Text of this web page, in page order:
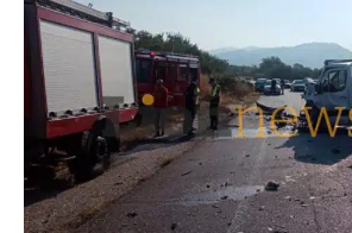
– Έπεσε από τον πέμπτο όροφο
ΑΣΤΥΝΟΜΙΑ 7 Αυγούστου 2026 09:16
Τροχαίο-σοκ στις Σέρρες: ΙΧ
Σκοτώθηκαν δύο άτομα
ΕΙΔΗΣΕΙΣ 7 Αυγούστου 2026 09:03
Λακωνία: Σήμερα η απολογία του 55χρονου
του πατέρα του σε καταψύκτη
7 Αυγούστου 2026 08:52